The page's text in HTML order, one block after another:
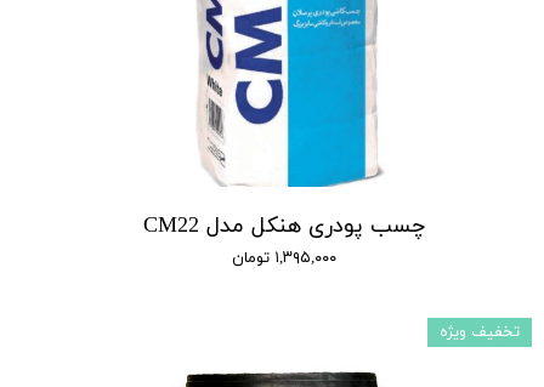
چسب پودری هنکل مدل CM22
۱,۳۹۵,۰۰۰ تومان
تخفیف ویژه